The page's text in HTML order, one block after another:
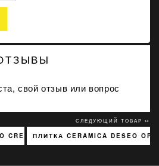
свой отзыв или вопрос
CREAM 3768 15X45
СЛЕДУЮЩИЙ ТОВАР ↣
ПЛИТКА CERAMICA DESEO